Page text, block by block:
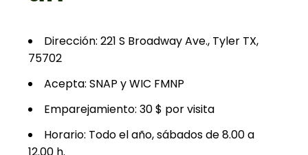
Dirección: 221 S Broadway Ave., Tyler TX,
75702
Acepta: SNAP y WIC FMNP
Emparejamiento: 30 $ por visita
Horario: Todo el año, sábados de 8.00 a
12.00 h.